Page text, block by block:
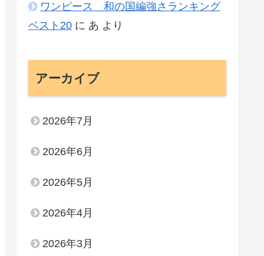
ワンピース 和の国編強さランキング
ベスト20 に あ より
アーカイブ
2026年7月
2026年6月
2026年5月
2026年4月
2026年3月